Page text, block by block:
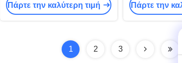
Πάρτε την καλύτερη τιμή Πάρτε την
1 2 3